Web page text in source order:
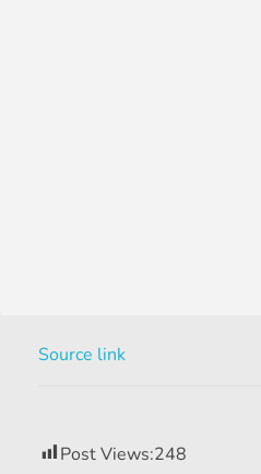
Source link
Post Views:248